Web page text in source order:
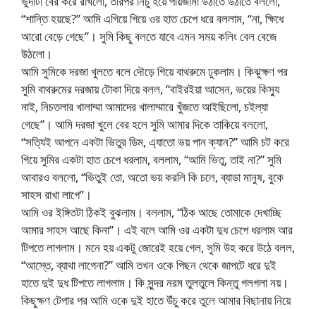
“শান্তি হয়ছে?” আমি এগিয়ে গিয়ে ওর হাত চেপে ধরে বললাম, “না, ক্ষিধে
আরো বেড়ে গেছে”। সুমি কিছু বলতে যাবে এমন সময় কলিং বেল বেজে
উঠলো।
আমি সুমিকে দরজা খুলতে বলে দৌড়ে গিয়ে বাথরুমে ঢুকলাম। কিঝুক্ষণ পর
সুমি বাথরুমের দরজায় টোকা দিয়ে বলল, “বাইরইয়া আসেন, ভয়ের কিস্যু
নাই, নিচতলার খালাম্মা আমাদের খালাম্মারে খুঁজতে আইছিলো, চইল্যা
গেছে”। আমি দরজা খুলে বের হলে সুমি আমার দিকে তাকিয়ে বললো,
“সত্যিই আপনে একটা ভিতুর ডিম, এ্যাতো ভয় পান ক্যান?” আমি চট করে
গিয়ে সুমির একটা হাত চেপে ধরলাম, বললাম, “আমি ভিতু, তাই না?” সুমি
আবারও বললো, “ভিতুই তো, অতো ভয় করলি কি চলে, ব্যাডা মানুষ, বুকে
সাহস রাখা লাগে”।
আমি ওর ইঙ্গিতটা ঠিকই বুঝলাম। বললাম, “ঠিক আছে তোমাকে দেখাচ্ছি
আমার সাহস আছে কিনা”। এই বলে আমি ওর একটা দুধ চেপে ধরলাম আর
টিপতে লাগলাম। মনে হয় একটু জোরেই হয়ে গেল, সুমি উহ করে উঠে বলল,
“আস্তে, ব্যাথা লাগেনা?” আমি তখন ওকে পিছন থেকে জাপটে ধরে দুই
হাতে দুই দুধ টিপতে লাগলাম। কি সুন্দর নরম তুলতুলে কিন্তু গলগলা নয়।
কিছুক্ষণ টেপার পর আমি ওকে দুই হাতে উঁচু করে তুলে আমার বিছানায় নিয়ে